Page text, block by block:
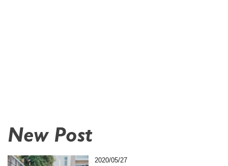
New Post
2020/05/27